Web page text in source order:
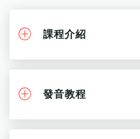
課程介紹
發音教程